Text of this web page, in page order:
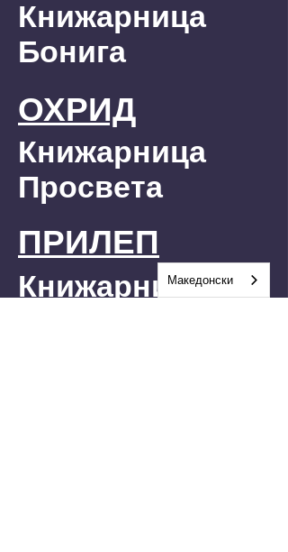
Книжарница
Бонига
ОХРИД
Книжарница
Просвета
ПРИЛЕП
Книжарница
Македонски